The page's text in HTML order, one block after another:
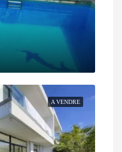
A VENDRE